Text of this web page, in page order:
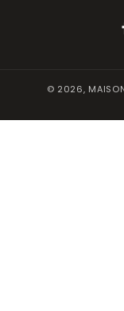
© 2026,